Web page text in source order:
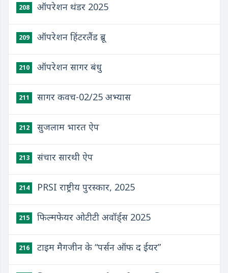
208 ऑपरेशन थंडर 2025
209 ऑपरेशन हिंटरलैंड ब्रू
210 ऑपरेशन सागर बंधु
211 सागर कवच-02/25 अभ्यास
212 सुजलाम भारत ऐप
213 संचार सारथी ऐप
214 PRSI राष्ट्रीय पुरस्कार, 2025
215 फिल्मफेयर ओटीटी अवॉर्ड्स 2025
216 टाइम मैगजीन के “पर्सन ऑफ द ईयर”